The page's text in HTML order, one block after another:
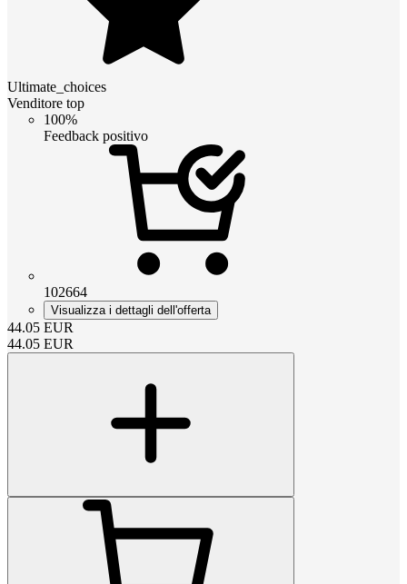
Ultimate_choices
Venditore top
100%
Feedback positivo
102664
Visualizza i dettagli dell'offerta
44.05 EUR
44.05 EUR